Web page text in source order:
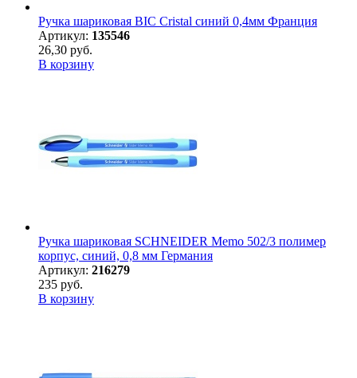
Ручка шариковая BIC Cristal синий 0,4мм Франция
Артикул: 135546
26,30 руб.
В корзину
Ручка шариковая SCHNEIDER Memo 502/3 полимер
корпус, синий, 0,8 мм Германия
Артикул: 216279
235 руб.
В корзину